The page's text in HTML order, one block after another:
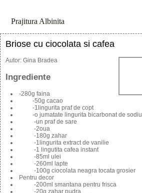
Prajitura Albinita
Briose cu ciocolata si cafea
Autor: Gina Bradea
Ingrediente
-280g faina
-50g cacao
-1lingurita praf de copt
-o jumatate lingurita bicarbonat de sodiu
-un praf de sare
-2oua
-180g zahar
-1lingurita extract de vanilie
-1 lingutita cafea instant
-85ml ulei
-260ml lapte
-100g ciocolata neagra tocata grosier
Pentru decor
-200ml smantana pentru frisca